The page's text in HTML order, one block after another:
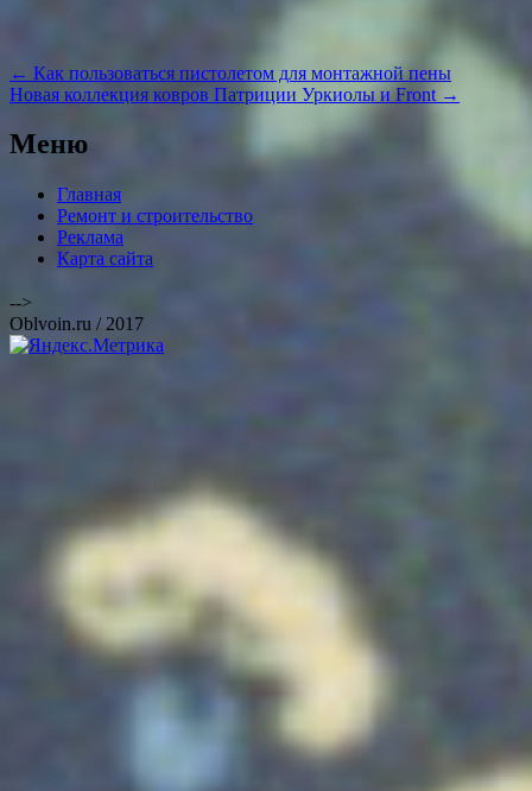
Навигация
по
← Как пользоваться пистолетом для монтажной пены
Новая коллекция ковров Патриции Уркиолы и Front →
Меню
Главная
Ремонт и строительство
Реклама
Карта сайта
-->
Oblvoin.ru / 2017